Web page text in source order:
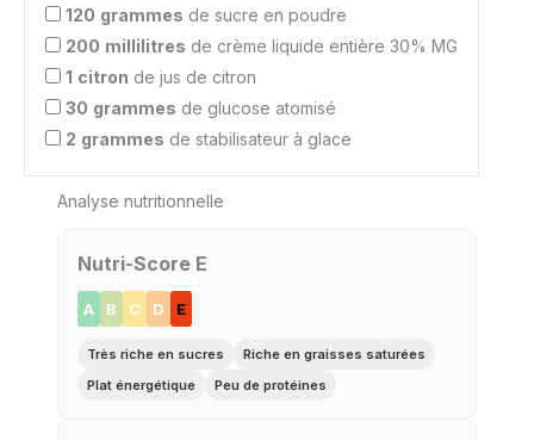
120 grammes de sucre en poudre
200 millilitres de crème liquide entière 30% MG
1 citron de jus de citron
30 grammes de glucose atomisé
2 grammes de stabilisateur à glace
Analyse nutritionnelle
Nutri-Score E
A B C D E
Très riche en sucres
Riche en graisses saturées
Plat énergétique
Peu de protéines